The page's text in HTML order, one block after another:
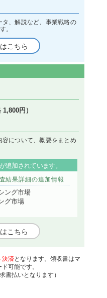
、解説など、事業戦略の
。
こちら
円）
について、概要をまとめ
追加されています。
結果詳細の追加情報
ング市場
グ市場
こちら
決済となります。領収書はマ
可能です。
書払いとなります）